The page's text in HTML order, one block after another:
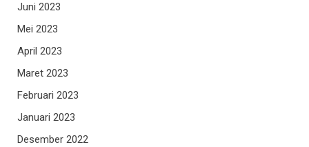
Juni 2023
Mei 2023
April 2023
Maret 2023
Februari 2023
Januari 2023
Desember 2022